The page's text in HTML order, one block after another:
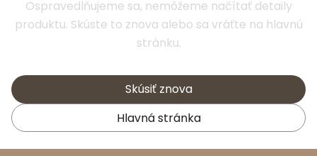
Ospravedlňujeme sa, nemôžeme načítať detaily
produktu. Skúste to znova alebo sa vráťte na hlavnú
stránku.
Skúsiť znova
Hlavná stránka